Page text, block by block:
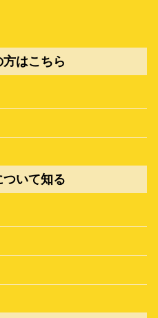
はこちら
いて知る